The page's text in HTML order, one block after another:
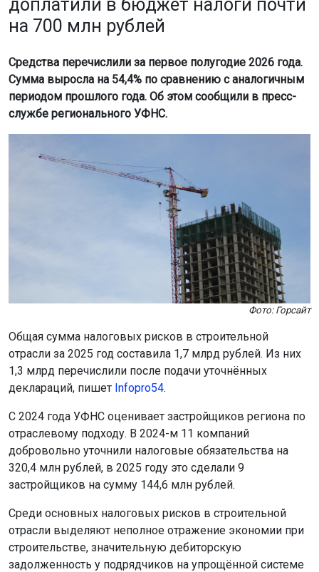
доплатили в бюджет налоги почти
на 700 млн рублей
Средства перечислили за первое полугодие 2026 года.
Сумма выросла на 54,4% по сравнению с аналогичным
периодом прошлого года. Об этом сообщили в пресс-
службе регионального УФНС.
Фото: Горсайт
Общая сумма налоговых рисков в строительной
отрасли за 2025 год составила 1,7 млрд рублей. Из них
1,3 млрд перечислили после подачи уточнённых
деклараций, пишет Infopro54.
С 2024 года УФНС оценивает застройщиков региона по
отраслевому подходу. В 2024-м 11 компаний
добровольно уточнили налоговые обязательства на
320,4 млн рублей, в 2025 году это сделали 9
застройщиков на сумму 144,6 млн рублей.
Среди основных налоговых рисков в строительной
отрасли выделяют неполное отражение экономии при
строительстве, значительную дебиторскую
задолженность у подрядчиков на упрощённой системе